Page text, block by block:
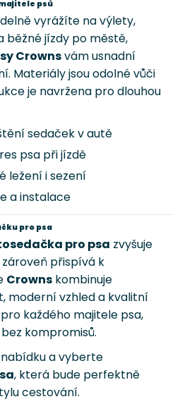
k
y
v
ý
p
i
psů
vyrážíte na výlety,
běžné jízdy po městě,
Crownsvám usnadní
Materiály jsou odolné vůči
je navržena pro dlouhou
sedaček v autě
psa při jízdě
ležení i sezení
a instalace
pro psa
pro psa zvyšuje
přispívá k
Crowns kombinuje
moderní vzhled a kvalitní
každého majitele psa,
kompromisů.
a vyberte
, která bude perfektně
cestování.